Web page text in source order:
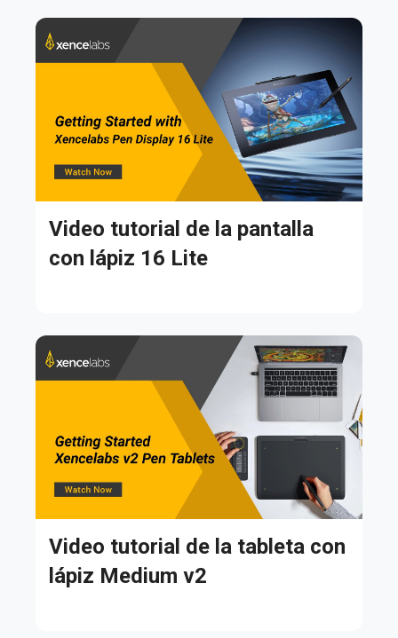
Video tutorial de la pantalla
con lápiz 16 Lite
Video tutorial de la tableta con
lápiz Medium v2